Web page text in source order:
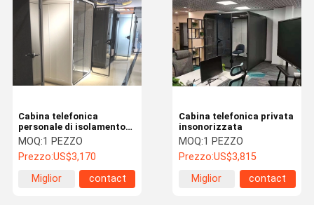
Cabina telefonica privata
insonorizzata
MOQ:1 PEZZO
Prezzo:US$3,815
Miglior
contact
Cabina telefonica
personale di isolamento
sano
MOQ:1 PEZZO
Prezzo:US$3,170
Miglior
contact